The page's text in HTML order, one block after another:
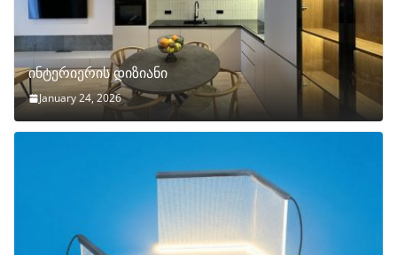
ინტერიერის დიზიანი
January 24, 2026